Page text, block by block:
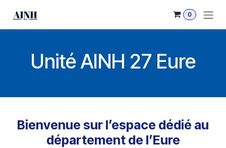
0
Unité AINH 27 Eure
Bienvenue sur l’espace dédié au
département de l’Eure